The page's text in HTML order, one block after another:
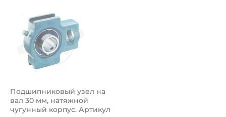
Подшипниковый узел на
вал 30 мм, натяжной
чугунный корпус. Артикул